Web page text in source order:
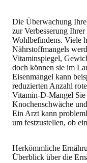
Die Überwachung
zur Verbesserung
Wohlbefindens. Viele
Nährstoffmangels
Vitaminspiegel,
doch können sie im
Eisenmangel kann
reduzierten Anzahl
Vitamin-D-Mangel
Knochenschwäche
Ein Arzt kann
um festzustellen, ob
Herkömmliche
Überblick über die